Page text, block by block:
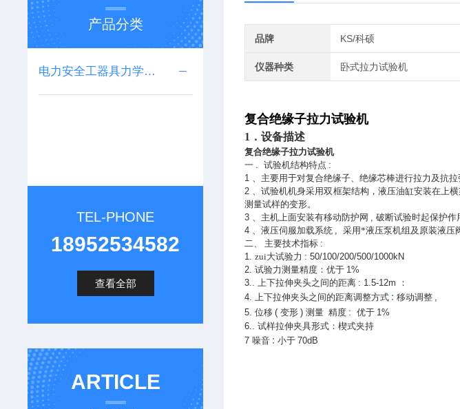
产品分类
电力安全工器具力学性能试验机
TEL-PHONE
18952534582
查看全部
ARTICLE
品牌 KS/科硕
仪器种类 卧式拉力试验机
复合绝缘子拉力试验机
1．设备描述
复合绝缘子拉力试验机
一 .试验机结构特点 :
1 、主要用于对复合绝缘子、绝缘芯棒进行拉力及抗拉
2 、试验机机身采用双框架结构，液压油缸安装在上
测量试样的变形。
3 、主机上面安装有移动防护网 ,破断试验时起保护作
4 、液压伺服加载系统 ,采用*液压泵机组及原装液压
二、
主要技术指标 :
1.zui大试验力 : 50/100/200/500/1000kN
2.试验力测量精度：优于 1%
3..上下拉伸夹头之间的距离 : 1.5-12m
：
4.上下拉伸夹头之间的距离调整方式 :移动调整 ,
5.位移(变形)测量 精度 :优于 1%
6..试样拉伸夹具形式：楔式夹持
7噪音 :小于70dB